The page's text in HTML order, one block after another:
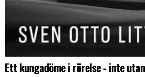
Ett kungadöme i rörelse - inte